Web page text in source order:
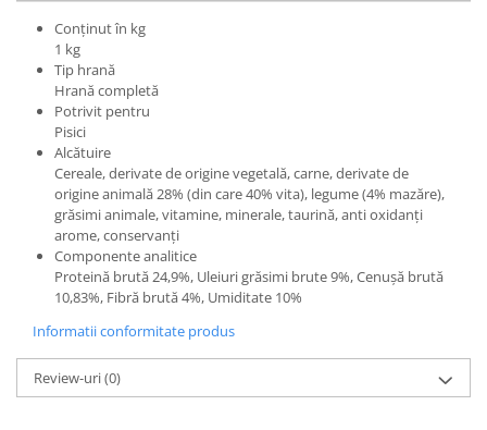
Conţinut în kg
1 kg
Tip hrană
Hrană completă
Potrivit pentru
Pisici
Alcătuire
Cereale, derivate de origine vegetală, carne, derivate de
origine animală 28% (din care 40% vita), legume (4% mazăre),
grăsimi animale, vitamine, minerale, taurină, anti oxidanți
arome, conservanți
Componente analitice
Proteină brută 24,9%, Uleiuri grăsimi brute 9%, Cenușă brută
10,83%, Fibră brută 4%, Umiditate 10%
Informatii conformitate produs
Review-uri(0)